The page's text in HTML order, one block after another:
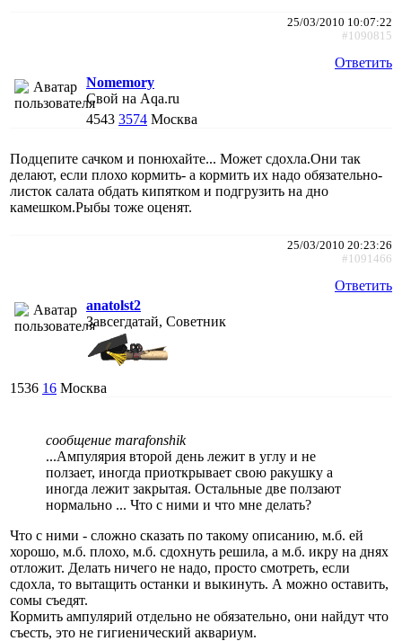
25/03/2010 10:07:22
#1090815
Ответить
Nomemory
Свой на Aqa.ru
4543 3574 Москва
Подцепите сачком и понюхайте... Может сдохла.Они так
делают, если плохо кормить- а кормить их надо обязательно-
листок салата обдать кипятком и подгрузить на дно
камешком.Рыбы тоже оценят.
25/03/2010 20:23:26
#1091466
Ответить
anatolst2
Завсегдатай, Советник
1536 16 Москва
сообщение marafonshik
...Ампулярия второй день лежит в углу и не
ползает, иногда приоткрывает свою ракушку а
иногда лежит закрытая. Остальные две ползают
нормально ... Что с ними и что мне делать?
Что с ними - сложно сказать по такому описанию, м.б. ей
хорошо, м.б. плохо, м.б. сдохнуть решила, а м.б. икру на днях
отложит. Делать ничего не надо, просто смотреть, если
сдохла, то вытащить останки и выкинуть. А можно оставить,
сомы съедят.
Кормить ампулярий отдельно не обязательно, они найдут что
съесть, это не гигиенический аквариум.